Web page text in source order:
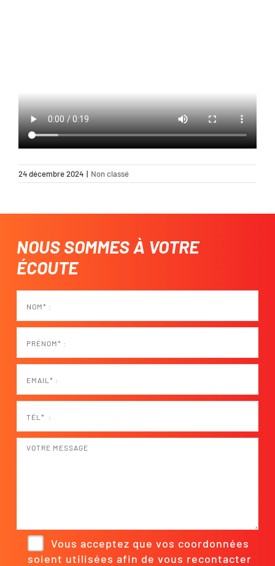
24 décembre 2024 | Non classé
NOUS SOMMES À VOTRE
ÉCOUTE
Vous acceptez que vos coordonnées
soient utilisées afin de vous recontacter